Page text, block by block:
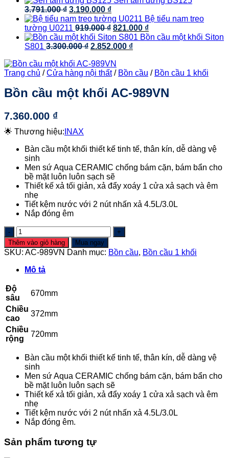
5.200.000 ₫
2.390.000 ₫.là:
3.791.000₫ Giá
gốc
là:
3.791.000 ₫.
3.190.000 ₫Giá
hiện
tại
là:
3.190.000 ₫.
Bệ tiểu nam treo
tường U0211 919.000₫ Giá
gốc
là:
821.000 ₫Giá
hiện
Bồn cầu một khối Siton
S801 3.300.000₫ Giá
là:
3.300.000 ₫.
2.852.000 ₫Giá
là:
Trang chủ / Cửa hàng nội thất / Bồn cầu / Bồn cầu 1 khối
Bồn cầu một khối AC-989VN
7.360.000 ₫
🌟 Thương hiệu: INAX
Bàn cầu một khối thiết kế tinh tế, thân kín, dễ dàng vệ
sinh
Men sứ Aqua CERAMIC chống bám cặn, bám bẩn cho
bề mặt luôn luôn sạch sẽ
Thiết kế xả tối giản, xả đẩy xoáy 1 cửa xả sạch và êm
nhẹ
Tiết kệm nước với 2 nút nhấn xả 4.5L/3.0L
Nắp đóng êm
Bồn
cầu
một
khối
AC-
989VN
số
lượng
Thêm vào giỏ hàng Mua ngay
SKU: AC-989VN Danh mục: Bồn cầu, Bồn cầu 1 khối
Mô tả
Độ
sâu
670mm
Chiều
cao
372mm
Chiều
rộng
720mm
Bàn cầu một khối thiết kế tinh tế, thân kín, dễ dàng vệ
sinh
Men sứ Aqua CERAMIC chống bám cặn, bám bẩn cho
bề mặt luôn luôn sạch sẽ
Thiết kế xả tối giản, xả đẩy xoáy 1 cửa xả sạch và êm
nhẹ
Tiết kệm nước với 2 nút nhấn xả 4.5L/3.0L
Nắp đóng êm.
Sản phẩm tương tự